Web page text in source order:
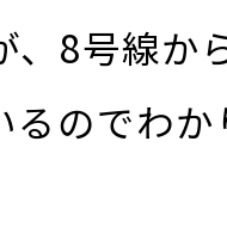
、8号線か
るのでわ